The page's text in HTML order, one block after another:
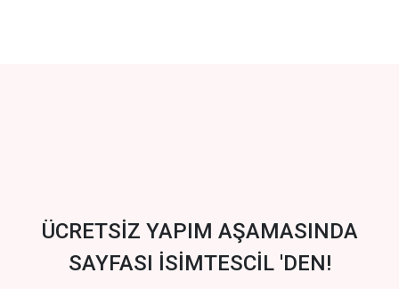
ÜCRETSİZ YAPIM AŞAMASINDA
SAYFASI İSİMTESCİL 'DEN!